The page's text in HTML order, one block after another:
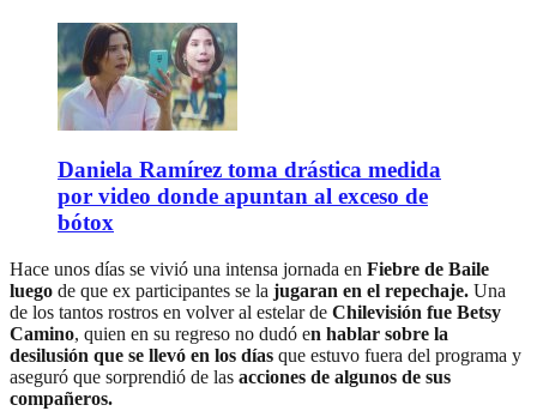
Daniela Ramírez toma drástica medida
por video donde apuntan al exceso de
bótox
Hace unos días se vivió una intensa jornada en Fiebre de Baile
luego de que ex participantes se la jugaran en el repechaje. Una
de los tantos rostros en volver al estelar de Chilevisión fue Betsy
Camino, quien en su regreso no dudó en hablar sobre la
desilusión que se llevó en los días que estuvo fuera del programa y
aseguró que sorprendió de las acciones de algunos de sus
compañeros.